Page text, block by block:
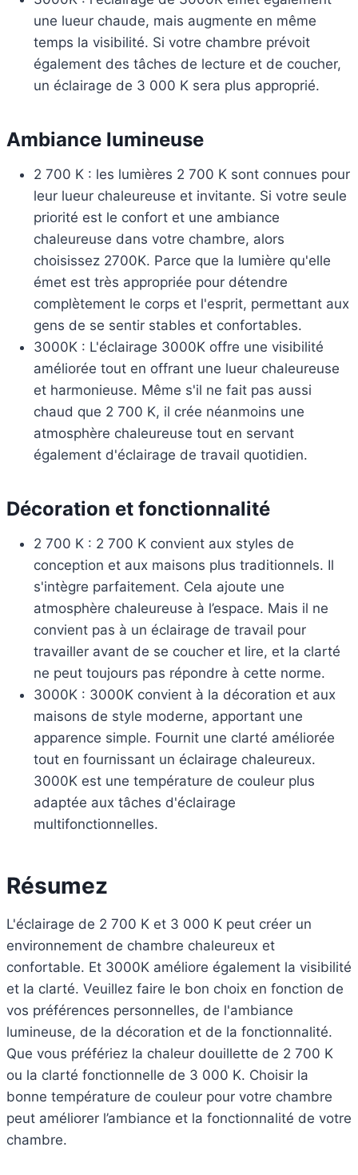
une lueur chaude, mais augmente en même
temps la visibilité. Si votre chambre prévoit
également des tâches de lecture et de coucher,
un éclairage de 3 000 K sera plus approprié.
Ambiance lumineuse
2 700 K : les lumières 2 700 K sont connues pour
leur lueur chaleureuse et invitante. Si votre seule
priorité est le confort et une ambiance
chaleureuse dans votre chambre, alors
choisissez 2700K. Parce que la lumière qu'elle
émet est très appropriée pour détendre
complètement le corps et l'esprit, permettant aux
gens de se sentir stables et confortables.
3000K : L'éclairage 3000K offre une visibilité
améliorée tout en offrant une lueur chaleureuse
et harmonieuse. Même s'il ne fait pas aussi
chaud que 2 700 K, il crée néanmoins une
atmosphère chaleureuse tout en servant
également d'éclairage de travail quotidien.
Décoration et fonctionnalité
2 700 K : 2 700 K convient aux styles de
conception et aux maisons plus traditionnels. Il
s'intègre parfaitement. Cela ajoute une
atmosphère chaleureuse à l’espace. Mais il ne
convient pas à un éclairage de travail pour
travailler avant de se coucher et lire, et la clarté
ne peut toujours pas répondre à cette norme.
3000K : 3000K convient à la décoration et aux
maisons de style moderne, apportant une
apparence simple. Fournit une clarté améliorée
tout en fournissant un éclairage chaleureux.
3000K est une température de couleur plus
adaptée aux tâches d'éclairage
multifonctionnelles.
Résumez
L'éclairage de 2 700 K et 3 000 K peut créer un
environnement de chambre chaleureux et
confortable. Et 3000K améliore également la visibilité
et la clarté. Veuillez faire le bon choix en fonction de
vos préférences personnelles, de l'ambiance
lumineuse, de la décoration et de la fonctionnalité.
Que vous préfériez la chaleur douillette de 2 700 K
ou la clarté fonctionnelle de 3 000 K. Choisir la
bonne température de couleur pour votre chambre
peut améliorer l’ambiance et la fonctionnalité de votre
chambre.